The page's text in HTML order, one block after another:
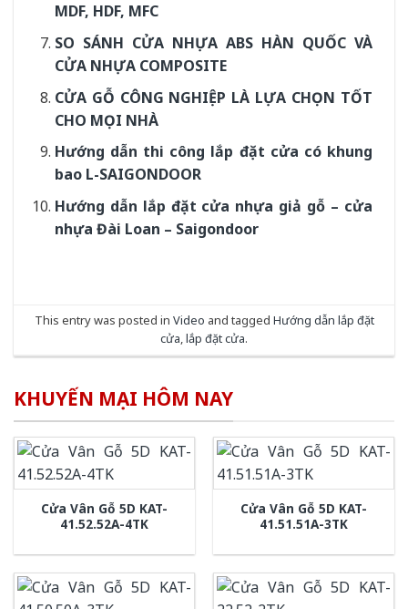
MDF, HDF, MFC
SO SÁNH CỬA NHỰA ABS HÀN QUỐC VÀ
CỬA NHỰA COMPOSITE
CỬA GỖ CÔNG NGHIỆP LÀ LỰA CHỌN TỐT
CHO MỌI NHÀ
Hướng dẫn thi công lắp đặt cửa có khung
bao L-SAIGONDOOR
Hướng dẫn lắp đặt cửa nhựa giả gỗ – cửa
nhựa Đài Loan – Saigondoor
This entry was posted in Video and tagged Hướng dẫn lắp đặt
cửa,lắp đặt cửa.
KHUYẾN MẠI HÔM NAY
Cửa Vân Gỗ 5D KAT-
41.52.52A-4TK
Cửa Vân Gỗ 5D KAT-
41.51.51A-3TK